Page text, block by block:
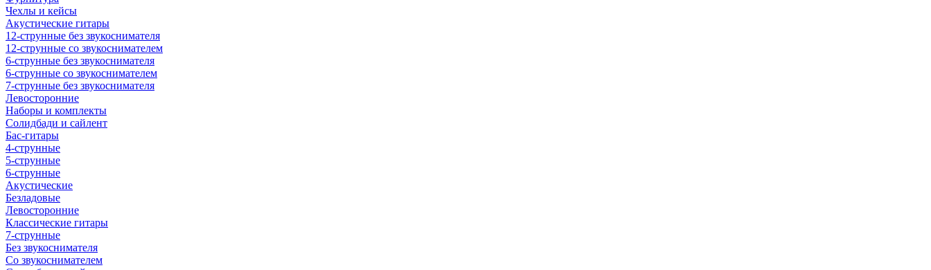
Чехлы и кейсы
Акустические гитары
12-струнные без звукоснимателя
12-струнные со звукоснимателем
6-струнные без звукоснимателя
6-струнные со звукоснимателем
7-струнные без звукоснимателя
Левосторонние
Наборы и комплекты
Солидбади и сайлент
Бас-гитары
4-струнные
5-струнные
6-струнные
Акустические
Безладовые
Левосторонние
Классические гитары
7-струнные
Без звукоснимателя
Со звукоснимателем